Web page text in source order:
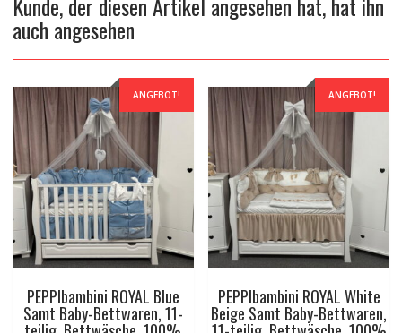
Kunde, der diesen Artikel angesehen hat, hat ihn
auch angesehen
ANGEBOT!
PEPPIbambini ROYAL Blue
Samt Baby-Bettwaren, 11-
ANGEBOT!
PEPPIbambini ROYAL White
Beige Samt Baby-Bettwaren,